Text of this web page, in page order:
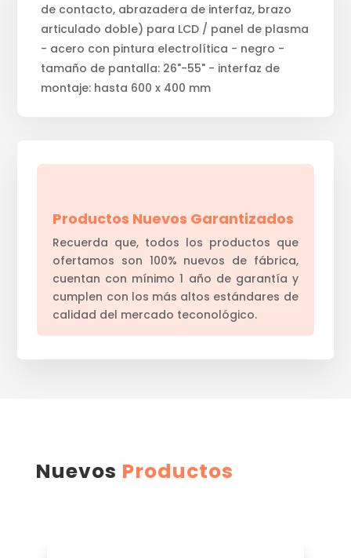
de contacto, abrazadera de interfaz, brazo
articulado doble) para LCD / panel de plasma
- acero con pintura electrolítica - negro -
tamaño de pantalla: 26"-55" - interfaz de
montaje: hasta 600 x 400 mm
Productos Nuevos Garantizados
Recuerda que, todos los productos que
ofertamos son 100% nuevos de fábrica,
cuentan con mínimo 1 año de garantía y
cumplen con los más altos estándares de
calidad del mercado teconológico.
Nuevos Productos